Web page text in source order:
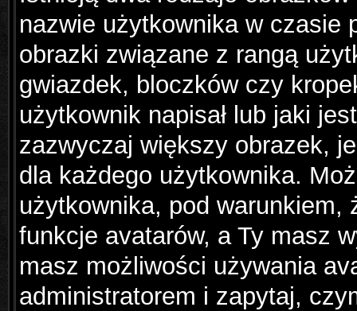
nazwie użytkownika w czasie
obrazki związane z rangą
gwiazdek, bloczków czy
użytkownik napisał lub jaki
zazwyczaj większy obrazek,
dla każdego użytkownika.
użytkownika, pod warunkiem,
funkcje avatarów, a Ty masz
masz możliwości używania
administratorem i zapytaj,